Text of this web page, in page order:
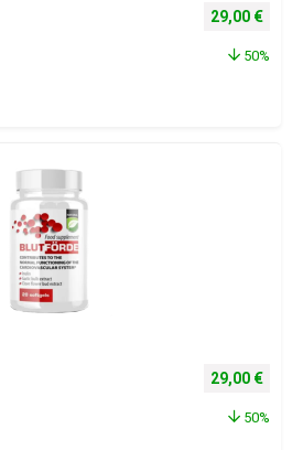
Izvorna
29,00 €
50%
Izvorna
29,00 €
50%